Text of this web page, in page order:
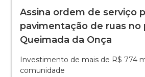
Assina ordem de serviço
pavimentação de ruas no
Queimada da Onça
Investimento de mais de R$ 774
comunidade